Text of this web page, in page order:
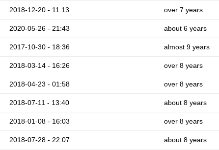
2018-12-20 - 11:13 over 7 years
2020-05-26 - 21:43 about 6 years
2017-10-30 - 18:36 almost 9 years
2018-03-14 - 16:26 over 8 years
2018-04-23 - 01:58 over 8 years
2018-07-11 - 13:40 about 8 years
2018-01-08 - 16:03 over 8 years
2018-07-28 - 22:07 about 8 years